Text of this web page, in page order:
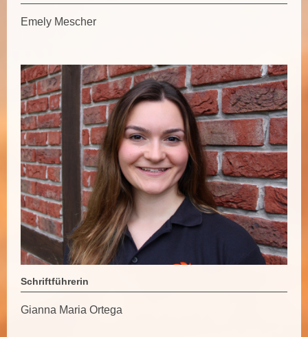
Emely Mescher
Schriftführerin
Gianna Maria Ortega